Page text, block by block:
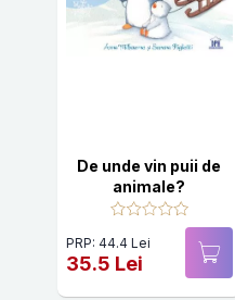
De unde vin puii de
animale?
PRP: 44.4 Lei
35.5 Lei